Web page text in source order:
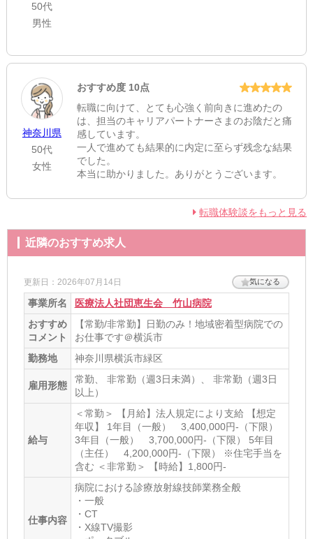
50代
男性
神奈川県
50代
女性
おすすめ度 10点
転職に向けて、とても心強く前向きに進めたの
は、担当のキャリアパートナーさまのお陰だと痛
感しています。
一人で進めても結果的に内定に至らず残念な結果
でした。
本当に助かりました。ありがとうございます。
転職体験談をもっと見る
近隣のおすすめ求人
更新日：2026年07月14日 気になる
事業所名
医療法人社団恵生会 竹山病院
おすすめ
コメント
【常勤/非常勤】日勤のみ！地域密着型病院での
お仕事です＠横浜市
勤務地
神奈川県横浜市緑区
雇用形態
常勤、 非常勤（週3日未満）、 非常勤（週3日
以上）
給与
＜常勤＞ 【月給】法人規定により支給 【想定
年収】 1年目（一般） 3,400,000円-（下限）
3年目（一般） 3,700,000円-（下限） 5年目
（主任） 4,200,000円-（下限） ※住宅手当を
含む ＜非常勤＞ 【時給】1,800円-
仕事内容
病院における診療放射線技師業務全般
・一般
・CT
・X線TV撮影